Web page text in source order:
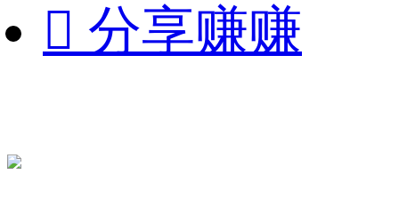
 分享赚赚